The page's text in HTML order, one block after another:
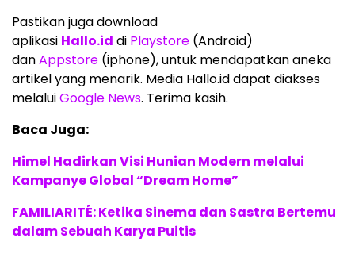
Pastikan juga download
aplikasi Hallo.id di Playstore (Android)
danAppstore (iphone), untuk mendapatkan aneka
artikel yang menarik. Media Hallo.id dapat diakses
melaluiGoogle News. Terima kasih.
Baca Juga:
Himel Hadirkan Visi Hunian Modern melalui
Kampanye Global “Dream Home”
FAMILIARITÉ: Ketika Sinema dan Sastra Bertemu
dalam Sebuah Karya Puitis